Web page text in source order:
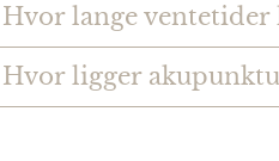
Hvor lange ventetider
Hvor ligger